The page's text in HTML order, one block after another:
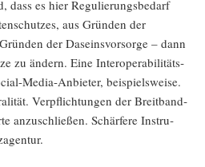
dass es hier Regu­lie­rungs­be­darf
aus Grün­den der
der Daseins­vor­sor­ge – dann
zu ändern. Eine Inter­ope­ra­bi­li­täts­
Media-Anbie­ter, bei­spiels­wei­se.
Ver­pflich­tun­gen der Breit­band­
anzu­schlie­ßen. Schär­fe­re Instru­